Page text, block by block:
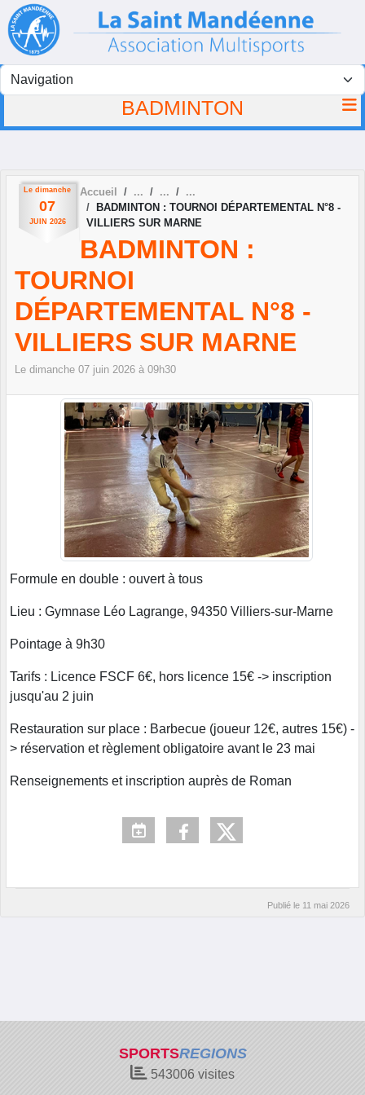
BADMINTON
Le dimanche
07
JUIN 2026
Accueil
BADMINTON : TOURNOI DÉPARTEMENTAL N°8 -
VILLIERS SUR MARNE
BADMINTON :
TOURNOI
DÉPARTEMENTAL N°8 -
VILLIERS SUR MARNE
Le dimanche 07 juin 2026 à 09h30
Formule en double : ouvert à tous
Lieu : Gymnase Léo Lagrange, 94350 Villiers-sur-Marne
Pointage à 9h30
Tarifs : Licence FSCF 6€, hors licence 15€ -> inscription
jusqu'au 2 juin
Restauration sur place : Barbecue (joueur 12€, autres 15€) -
> réservation et règlement obligatoire avant le 23 mai
Renseignements et inscription auprès de Roman
Publié le 11 mai 2026
SPORTSREGIONS
543006 visites
Panneau de gestion des cookies